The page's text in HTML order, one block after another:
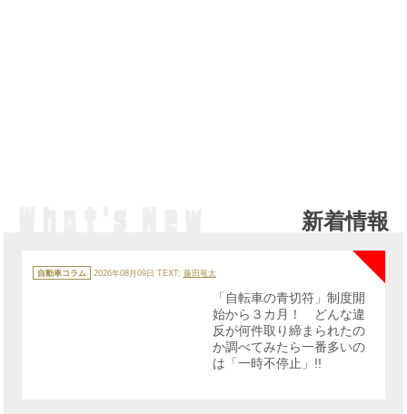
新着情報
テ
ゴ
自動車コラム 2026年08月09日 TEXT: 藤田竜太
NEW
「自転車の青切符」制度開
始から３カ月！ どんな違
反が何件取り締まられたの
か調べてみたら一番多いの
は「一時不停止」!!